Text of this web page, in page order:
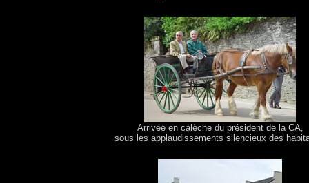
Arrivée en calèche du président de la CA,
sous les applaudissements silencieux des